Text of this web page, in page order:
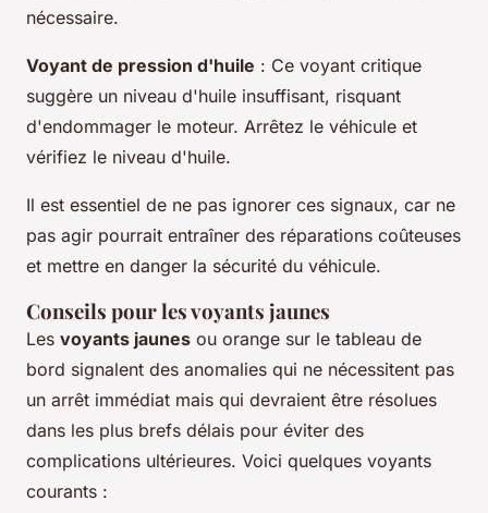
nécessaire.
Voyant de pression d'huile : Ce voyant critique
suggère un niveau d'huile insuffisant, risquant
d'endommager le moteur. Arrêtez le véhicule et
vérifiez le niveau d'huile.
Il est essentiel de ne pas ignorer ces signaux, car ne
pas agir pourrait entraîner des réparations coûteuses
et mettre en danger la sécurité du véhicule.
Conseils pour les voyants jaunes
Les voyants jaunes ou orange sur le tableau de
bord signalent des anomalies qui ne nécessitent pas
un arrêt immédiat mais qui devraient être résolues
dans les plus brefs délais pour éviter des
complications ultérieures. Voici quelques voyants
courants :